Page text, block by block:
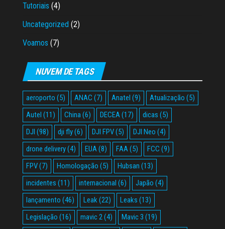
Tutoriais (4)
Uncategorized (2)
Voamos (7)
NUVEM DE TAGS
aeroporto (5) ANAC (7) Anatel (9) Atualização (5)
Autel (11) China(6) DECEA(17) dicas (5)
DJI (98) dji fly(6) DJI FPV(5) DJI Neo (4)
drone delivery(4) EUA(8) FAA(5) FCC (9)
FPV(7) Homologação (5) Hubsan (13)
incidentes (11) internacional (6) Japão (4)
lançamento (46) Leak(22) Leaks (13)
Legislação (16) mavic 2(4) Mavic 3 (19)